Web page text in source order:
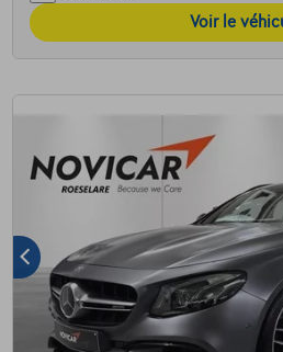
Voir le